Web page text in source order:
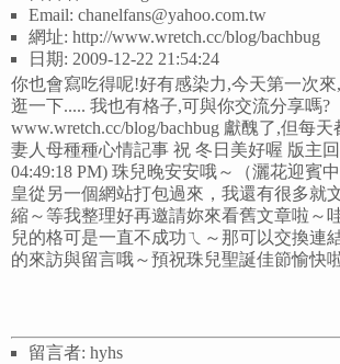
Email: chanelfans@yahoo.com.tw
網址: http://www.wretch.cc/blog/bachbug
日期: 2009-12-22 21:54:24
你也會寫吃得呢!好有感染力,今天第一次
逛一下..... 我也有格子,可與你交流分享嗎?
www.wretch.cc/blog/bachbug 獻醜了,但每
妻人母種種心情記事 祝 冬日美好喔 版主回
04:49:18 PM) 珠兒晚安安哦～（灑花迎賓
皇從另一個網站打包過來，我還有很多就
縮～等我整理好再邀請妳來看舊文章啦～
兒的格可是一直不成功ㄟ～那可以交換連
的來訪與留言哦～預祝珠兒聖誕佳節愉快
留言者: hyhs